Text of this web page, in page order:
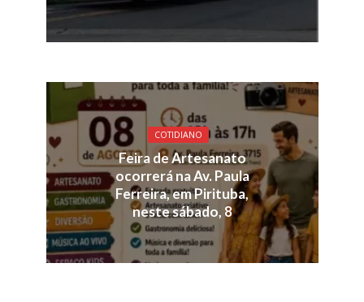
COTIDIANO
Feira de Artesanato
ocorrerá na Av. Paula
Ferreira, em Pirituba,
neste sábado, 8